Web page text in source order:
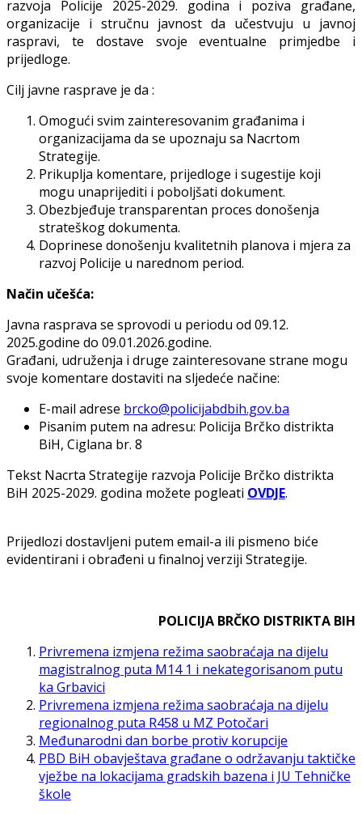
razvoja Policije 2025-2029. godina i poziva građane,
organizacije i stručnu javnost da učestvuju u javnoj
raspravi, te dostave svoje eventualne primjedbe i
prijedloge.
Cilj javne rasprave je da :
Omogući svim zainteresovanim građanima i
organizacijama da se upoznaju sa Nacrtom
Strategije.
Prikuplja komentare, prijedloge i sugestije koji
mogu unaprijediti i poboljšati dokument.
Obezbjeđuje transparentan proces donošenja
strateškog dokumenta.
Doprinese donošenju kvalitetnih planova i mjera za
razvoj Policije u narednom period.
Način učešća:
Javna rasprava se sprovodi u periodu od 09.12.
2025.godine do 09.01.2026.godine.
Građani, udruženja i druge zainteresovane strane mogu
svoje komentare dostaviti na sljedeće načine:
E-mail adrese brcko@policijabdbih.gov.ba
Pisanim putem na adresu: Policija Brčko distrikta
BiH, Ciglana br. 8
Tekst Nacrta Strategije razvoja Policije Brčko distrikta
BiH 2025-2029. godina možete pogleati OVDJE.
Prijedlozi dostavljeni putem email-a ili pismeno biće
evidentirani i obrađeni u finalnoj verziji Strategije.
POLICIJA BRČKO DISTRIKTA BIH
Privremena izmjena režima saobraćaja na dijelu
magistralnog puta M14 1 i nekategorisanom putu
ka Grbavici
Privremena izmjena režima saobraćaja na dijelu
regionalnog puta R458 u MZ Potočari
Međunarodni dan borbe protiv korupcije
PBD BiH obavještava građane o održavanju taktičke
vježbe na lokacijama gradskih bazena i JU Tehničke
škole